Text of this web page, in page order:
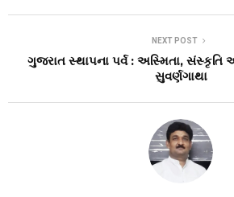
NEXT POST
ગુજરાત સ્થાપના પર્વ : અસ્મિતા, સંસ્કૃતિ
સુવર્ણગાથા